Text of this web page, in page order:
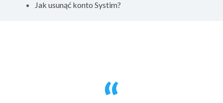
Jak usunąć konto Systim?